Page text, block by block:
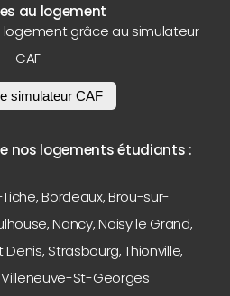
au logement
grâce au simulateur
CAF
simulateur CAF
nos logements étudiants :
,Bordeaux,Brou-sur-
,Nancy,Noisy le Grand,
Denis, Strasbourg,Thionville,
Villeneuve-St-Georges